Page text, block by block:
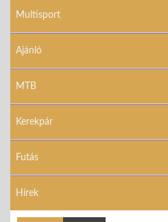
Multisport
Ajánló
MTB
Kerekpár
Futás
Hírek